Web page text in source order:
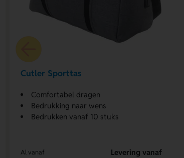
Cutler Sporttas
Comfortabel dragen
Bedrukking naar wens
Bedrukken vanaf 10 stuks
Al vanaf
Levering vanaf